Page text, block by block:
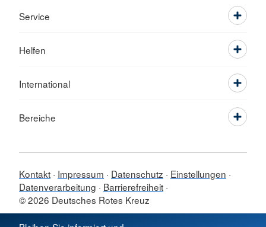
Service
Helfen
International
Bereiche
Kontakt Impressum Datenschutz
Einstellungen
Datenverarbeitung
Barrierefreiheit
© 2026 Deutsches Rotes Kreuz
Sprache wechseln zu